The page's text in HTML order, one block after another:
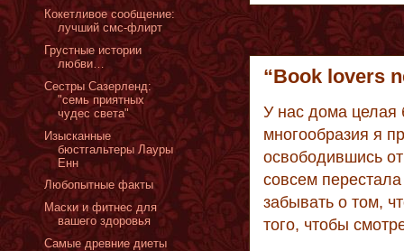
“Book lovers
У нас дома целая
многообразия я
освободившись
совсем
забывать о том,
того, чтобы
Кокетливое сообщение:
лучший смс-флирт
Грустные истории
любви…
Сестры Сазерленд:
"семь приятных
чудес света"
Изысканные
бюстгальтеры Лауры
Енн
Любопытные факты
Маски и фитнес для
вашего здоровья
Самые древние диеты